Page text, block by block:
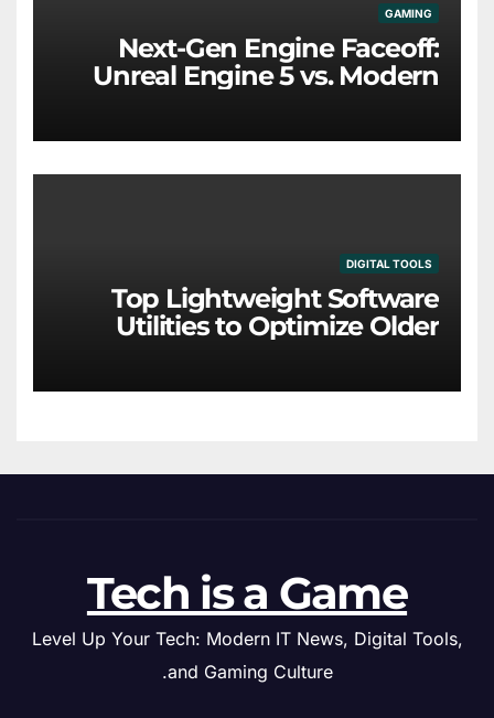
GAMING
Next-Gen Engine Faceoff:
Unreal Engine 5 vs. Modern
DIGITAL TOOLS
Top Lightweight Software
Utilities to Optimize Older
Tech is a Game
Level Up Your Tech: Modern IT News, Digital Tools,
and Gaming Culture.